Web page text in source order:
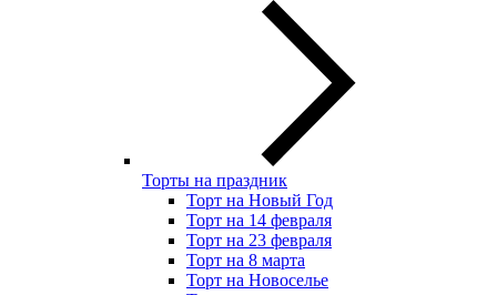
Торты на праздник
Торт на Новый Год
Торт на 14 февраля
Торт на 23 февраля
Торт на 8 марта
Торт на Новоселье